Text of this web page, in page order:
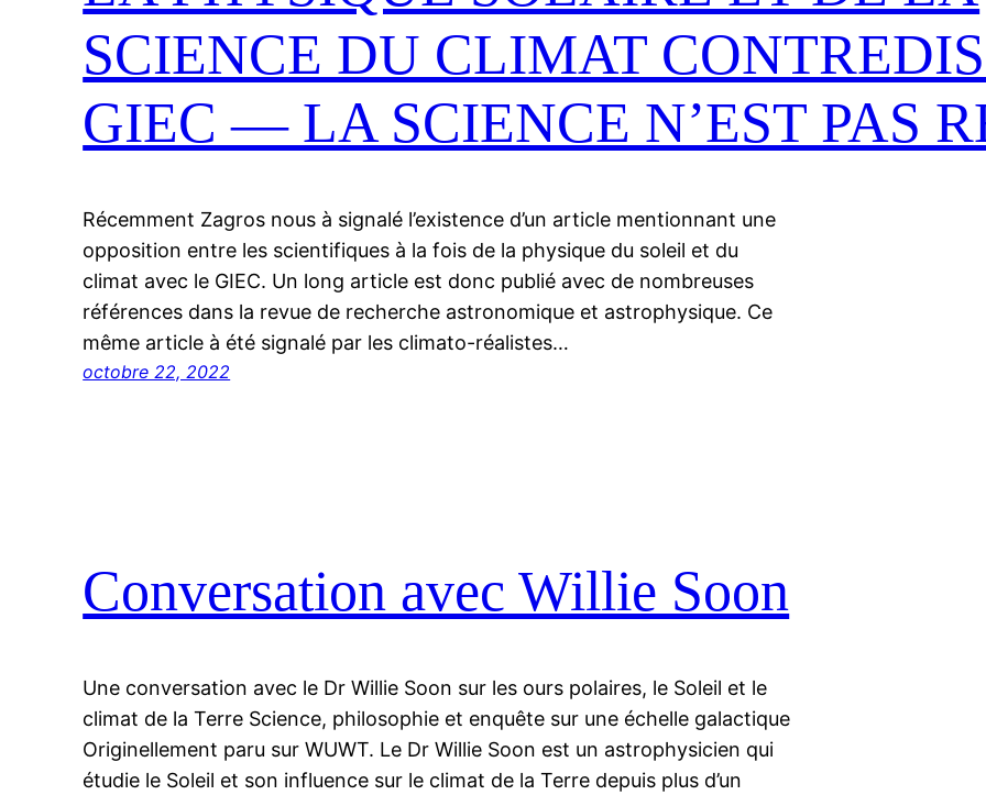
SCIENCE DU CLIMAT
GIEC — LA SCIENCE N’EST PAS
Récemment Zagros nous à signalé l’existence d’un article mentionnant une
opposition entre les scientifiques à la fois de la physique du soleil et du
climat avec le GIEC. Un long article est donc publié avec de nombreuses
références dans la revue de recherche astronomique et astrophysique. Ce
même article à été signalé par les climato-réalistes…
octobre 22, 2022
Conversation avec Willie Soon
Une conversation avec le Dr Willie Soon sur les ours polaires, le Soleil et le
climat de la Terre Science, philosophie et enquête sur une échelle galactique
Originellement paru sur WUWT. Le Dr Willie Soon est un astrophysicien qui
étudie le Soleil et son influence sur le climat de la Terre depuis plus d’un